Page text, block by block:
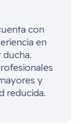
con
en
y
reducida.